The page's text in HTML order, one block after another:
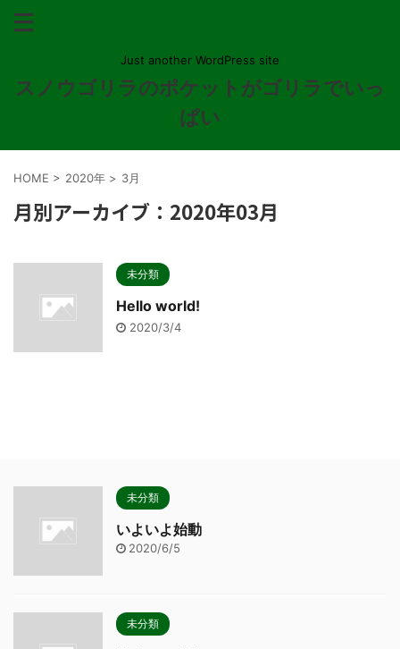
Just another WordPress site
スノウゴリラのポケットがゴリラでいっ
ぱい
HOME > 2020年 > 3月
月別アーカイブ：2020年03月
未分類
Hello world!
2020/3/4
未分類
いよいよ始動
2020/6/5
未分類